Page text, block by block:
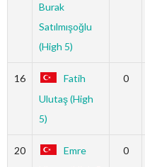
Burak
Satılmışoğlu
(High 5)
16
Fatih
Ulutaş (High
5)
0
20
Emre
0